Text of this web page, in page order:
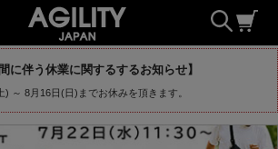
に伴う休業に関するするお知らせ】
) ～ 8月16日(日)までお休みを頂きます。